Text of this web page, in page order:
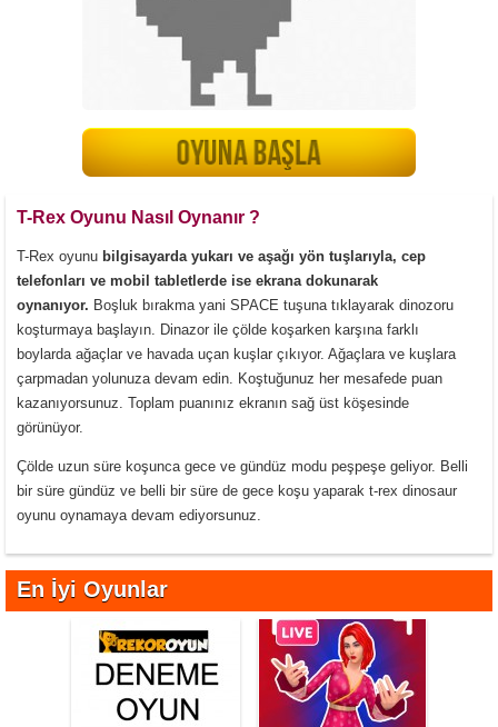
T-Rex Oyunu Nasıl Oynanır ?
T-Rex oyunu bilgisayarda yukarı ve aşağı yön tuşlarıyla, cep
telefonları ve mobil tabletlerde ise ekrana dokunarak
oynanıyor. Boşluk bırakma yani SPACE tuşuna tıklayarak dinozoru
koşturmaya başlayın. Dinazor ile çölde koşarken karşına farklı
boylarda ağaçlar ve havada uçan kuşlar çıkıyor. Ağaçlara ve kuşlara
çarpmadan yolunuza devam edin. Koştuğunuz her mesafede puan
kazanıyorsunuz. Toplam puanınız ekranın sağ üst köşesinde
görünüyor.
Çölde uzun süre koşunca gece ve gündüz modu peşpeşe geliyor. Belli
bir süre gündüz ve belli bir süre de gece koşu yaparak t-rex dinosaur
oyunu oynamaya devam ediyorsunuz.
En İyi Oyunlar